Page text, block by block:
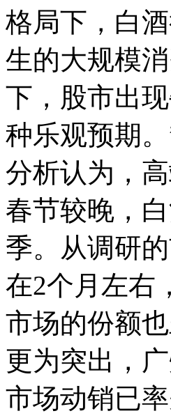
格局下，白
生的大规模
下，股市出
种乐观预期
分析认为，
春节较晚，
季。从调研
在2个月左右
市场的份额
更为突出，
市场动销已